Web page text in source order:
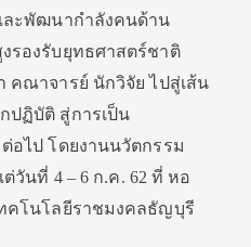
ละพัฒนากำลังคนด้าน
รองรับยุทธศาสตร์ชาติ
ณาจารย์ นักวิจัย ไปสู่เส้น
ฏิบัติ สู่การเป็น
อไป โดยงานนวัตกรรม
วันที่ 4 – 6 ก.ค. 62 ที่ หอ
คโนโลยีราชมงคลธัญบุรี